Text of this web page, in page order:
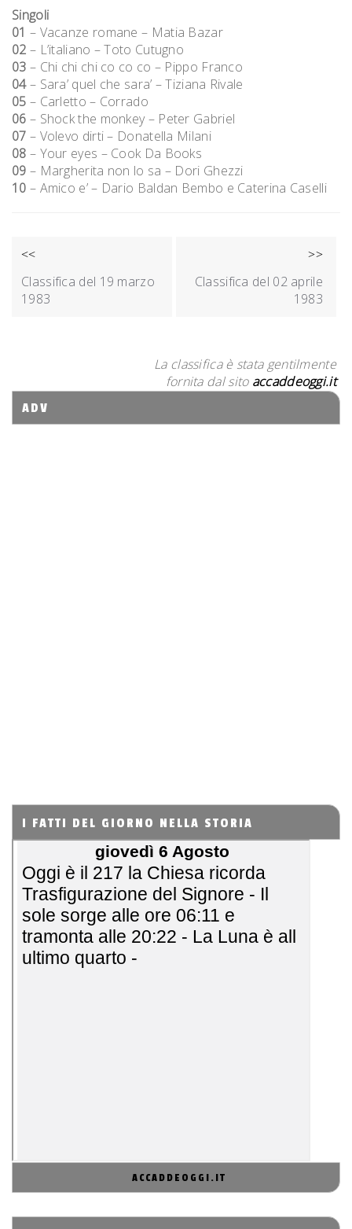
Singoli
01 – Vacanze romane – Matia Bazar
02 – L’italiano – Toto Cutugno
03 – Chi chi chi co co co – Pippo Franco
04– Sara’ quel che sara’ – Tiziana Rivale
05 – Carletto – Corrado
06 – Shock the monkey – Peter Gabriel
07 – Volevo dirti – Donatella Milani
08 – Your eyes – Cook Da Books
09 – Margherita non lo sa – Dori Ghezzi
10 – Amico e’ – Dario Baldan Bembo e Caterina Caselli
NAVIGAZIONE
ARTICOLI
<<
Classifica del 19 marzo
1983
>>
Classifica del 02 aprile
1983
La classifica è stata gentilmente
fornita dal sito accaddeoggi.it
ADV
I FATTI DEL GIORNO NELLA STORIA
ACCADDEOGGI.IT